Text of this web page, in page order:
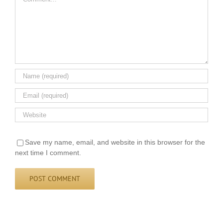
Save my name, email, and website in this browser for the
next time I comment.